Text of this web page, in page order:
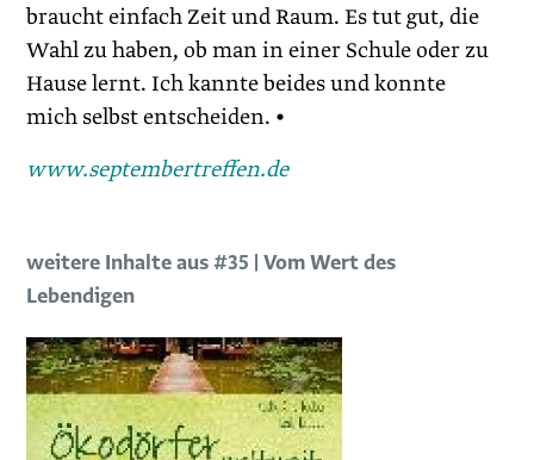
braucht einfach Zeit und Raum. Es tut gut, die
Wahl zu haben, ob man in einer Schule oder zu
Hause lernt. Ich kannte beides und konnte
mich selbst entscheiden. •
www.septembertreffen.de
weitere Inhalte aus #35 | Vom Wert des
Lebendigen